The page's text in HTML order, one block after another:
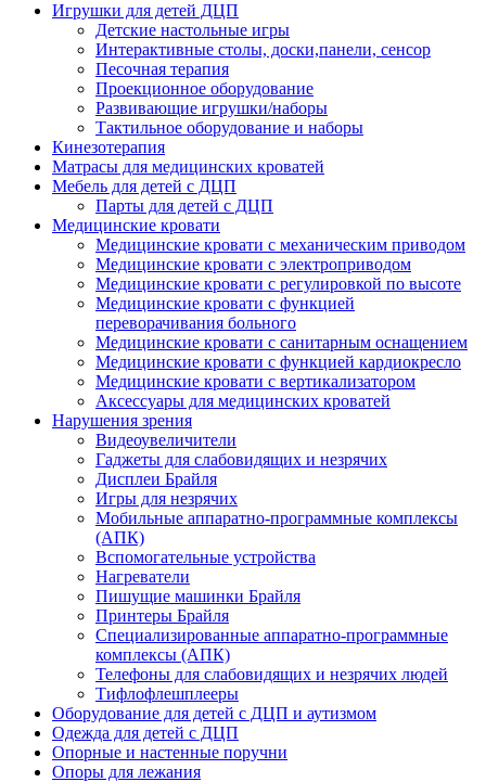
Игрушки для детей ДЦП
Детские настольные игры
Интерактивные столы, доски,панели, сенсор
Песочная терапия
Проекционное оборудование
Развивающие игрушки/наборы
Тактильное оборудование и наборы
Кинезотерапия
Матрасы для медицинских кроватей
Мебель для детей с ДЦП
Парты для детей с ДЦП
Медицинские кровати
Медицинские кровати с механическим приводом
Медицинские кровати с электроприводом
Медицинские кровати с регулировкой по высоте
Медицинские кровати с функцией
переворачивания больного
Медицинские кровати с санитарным оснащением
Медицинские кровати с функцией кардиокресло
Медицинские кровати с вертикализатором
Аксессуары для медицинских кроватей
Нарушения зрения
Видеоувеличители
Гаджеты для слабовидящих и незрячих
Дисплеи Брайля
Игры для незрячих
Мобильные аппаратно-программные комплексы
(АПК)
Вспомогательные устройства
Нагреватели
Пишущие машинки Брайля
Принтеры Брайля
Специализированные аппаратно-программные
комплексы (АПК)
Телефоны для слабовидящих и незрячих людей
Тифлофлешплееры
Оборудование для детей с ДЦП и аутизмом
Одежда для детей с ДЦП
Опорные и настенные поручни
Опоры для лежания